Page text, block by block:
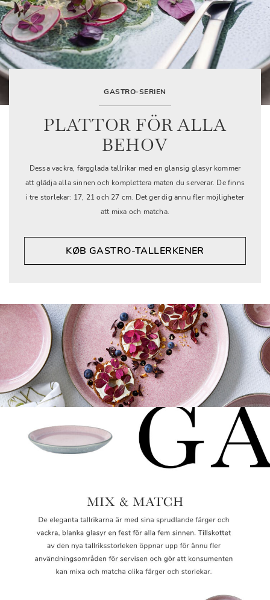
GASTRO-SERIEN
PLATTOR FÖR ALLA
BEHOV
Dessa vackra, färgglada tallrikar med en glansig glasyr kommer
att glädja alla sinnen och komplettera maten du serverar. De finns
i tre storlekar: 17, 21 och 27 cm. Det ger dig ännu fler möjligheter
att mixa och matcha.
KØB GASTRO-TALLERKENER